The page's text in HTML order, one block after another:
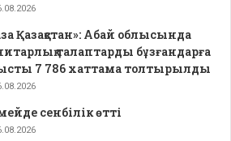
Қазақстан»: Абай облысында
талаптарды бұзғандарға
7 786 хаттама толтырылды
сенбілік өтті